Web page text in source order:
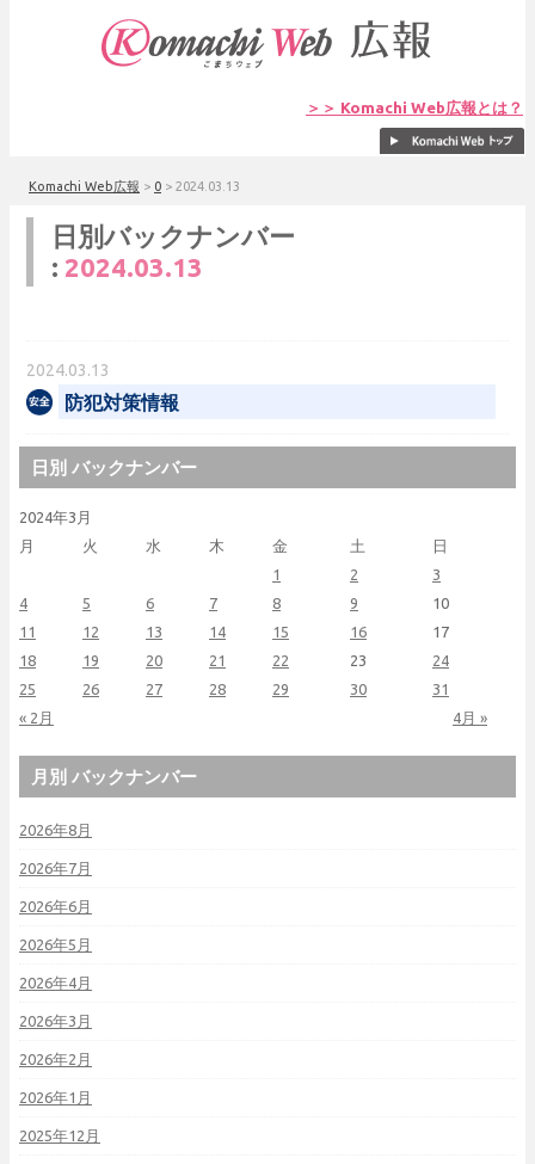
＞＞ Komachi Web広報とは？
Komachi Web広報 > 0 > 2024.03.13
日別バックナンバー
: 2024.03.13
2024.03.13
防犯対策情報
日別 バックナンバー
2024年3月
月
火 水 木 金 土 日
« 2月 4月 »
1 2
3
4
5 6 7 8 9
10
11
12 13 14 15 16
17
18
19 20 21 22 23
24
25
26 27 28 29 30 31
月別 バックナンバー
2026年8月
2026年7月
2026年6月
2026年5月
2026年4月
2026年3月
2026年2月
2026年1月
2025年12月